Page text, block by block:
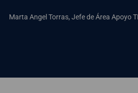
Marta Angel Torras, Jefe de Área Apoyo